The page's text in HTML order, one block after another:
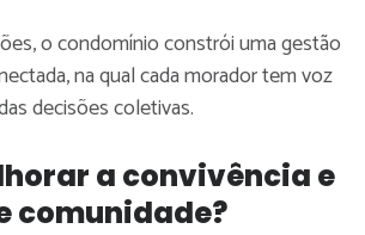
o condomínio constrói uma gestão
na qual cada morador tem voz
decisões coletivas.
a convivência e
comunidade?